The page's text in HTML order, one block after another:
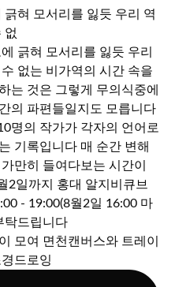
혀 모서리를 잃듯 우리 역
없
모여 면천캔버스와 트레이
드로잉